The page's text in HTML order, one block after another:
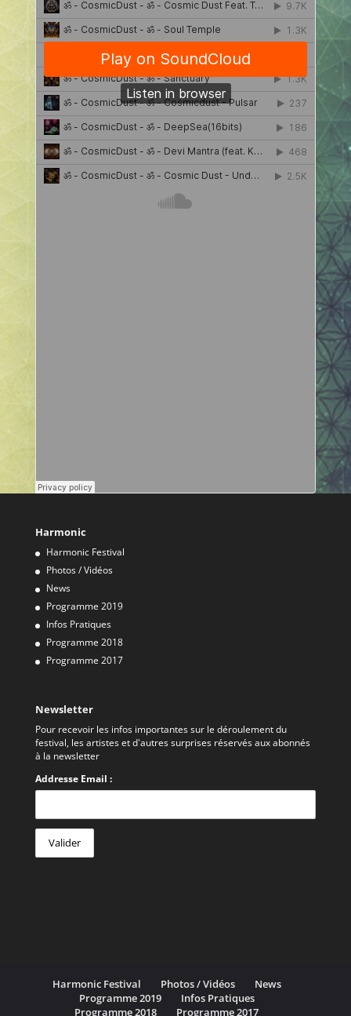
Harmonic
Harmonic Festival
Photos / Vidéos
News
Programme 2019
Infos Pratiques
Programme 2018
Programme 2017
Newsletter
Pour recevoir les infos importantes sur le déroulement du
festival, les artistes et d'autres surprises réservés aux abonnés
à la newsletter
Addresse Email :
Harmonic Festival Photos / Vidéos
News
Programme 2019
Infos Pratiques
Programme 2018
Programme 2017